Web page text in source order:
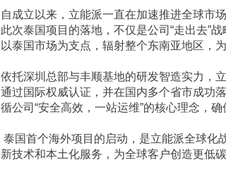
自成立以来，立能派一直在加速推进全球市
此次泰国项目的落地，不仅是公司“走出去”
以泰国市场为支点，辐射整个东南亚地区，
依托深圳总部与丰顺基地的研发智造实力，
通过国际权威认证，并在国内多个省市成功
循公司“安全高效，一站运维”的核心理念，确
新技术和本土化服务，为全球客户创造更低